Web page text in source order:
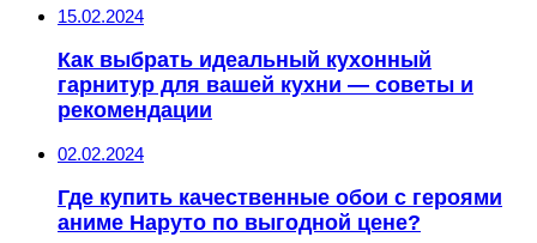
15.02.2024
Как выбрать идеальный кухонный
гарнитур для вашей кухни — советы и
рекомендации
02.02.2024
Где купить качественные обои с героями
аниме Наруто по выгодной цене?